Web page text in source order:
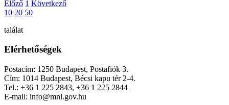
Előző 1 Következő
10 20 50
találat
Elérhetőségek
Postacím: 1250 Budapest, Postafiók 3.
Cím: 1014 Budapest, Bécsi kapu tér 2-4.
Tel.: +36 1 225 2843, +36 1 225 2844
E-mail: info@mnl.gov.hu